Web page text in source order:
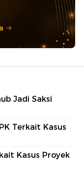
Jadi Saksi
Terkait Kasus
Kasus Proyek